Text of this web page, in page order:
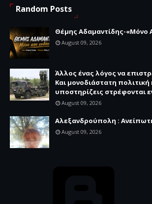
Random Posts
Θέμης Αδαμαντίδης-«Μόνο
August 09, 2026
Άλλος ένας λόγος να
Και μονοδιάστατη πολιτική
υποστηρίζεις στρέφονται
August 09, 2026
Αλεξανδρούπολη :
August 09, 2026